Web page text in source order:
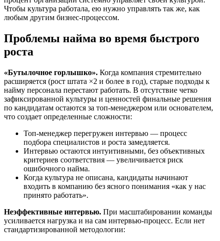
Чтобы культура работала, ею нужно управлять так же, как
любым другим бизнес-процессом.
Проблемы найма во время быстрого
роста
«Бутылочное горлышко». Когда компания стремительно
расширяется (рост штата ×2 и более в год), старые подходы к
найму персонала перестают работать. В отсутствие четко
зафиксированной культуры и ценностей финальные решения
по кандидатам остаются за топ-менеджером или основателем,
что создает определенные сложности:
Топ-менеджер перегружен интервью — процесс
подбора специалистов и роста замедляется.
Интервью остаются интуитивными, без объективных
критериев соответствия — увеличивается риск
ошибочного найма.
Когда культура не описана, кандидаты начинают
входить в компанию без ясного понимания «как у нас
принято работать».
Неэффективные интервью. При масштабировании команды
усиливается нагрузка и на сам интервью-процесс. Если нет
стандартизированной методологии: